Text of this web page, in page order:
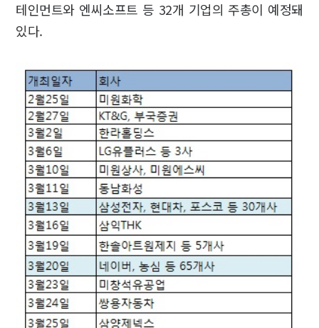
테인먼트와 엔씨소프트 등 32개 기업의 주총이 예정돼
있다.